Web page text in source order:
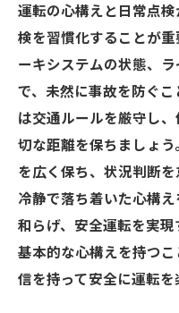
ーが安心運転を実
運転の楽しさ
埼玉県内での
安全運転がも
運転の技術向
ペーパードラ
埼玉県で安心
ト
ペーパードライバ
の練習場所と時間
運転の心構えと日常点
検を習慣化することが
ーキシステムの状態、
で、未然に事故を防ぐ
は交通ルールを厳守し
切な距離を保ちましょ
を広く保ち、状況判断を
冷静で落ち着いた心構
和らげ、安全運転を実
基本的な心構えを持つ
信を持って安全に運転を